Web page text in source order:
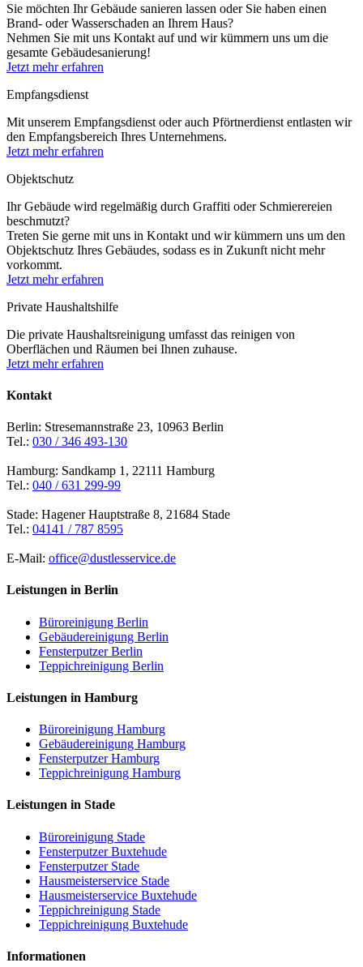
Sie möchten Ihr Gebäude sanieren lassen oder Sie haben einen
Brand- oder Wasserschaden an Ihrem Haus?
Nehmen Sie mit uns Kontakt auf und wir kümmern uns um die
gesamte Gebäudesanierung!
Jetzt mehr erfahren
Empfangsdienst
Mit unserem Empfangsdienst oder auch Pförtnerdienst entlasten wir
den Empfangsbereich Ihres Unternehmens.
Jetzt mehr erfahren
Objektschutz
Ihr Gebäude wird regelmäßig durch Graffiti oder Schmierereien
beschmutzt?
Treten Sie gerne mit uns in Kontakt und wir kümmern uns um den
Objektschutz Ihres Gebäudes, sodass es in Zukunft nicht mehr
vorkommt.
Jetzt mehr erfahren
Private Haushaltshilfe
Die private Haushaltsreinigung umfasst das reinigen von
Oberflächen und Räumen bei Ihnen zuhause.
Jetzt mehr erfahren
Kontakt
Berlin: Stresemannstraße 23, 10963 Berlin
Tel.: 030 / 346 493-130
Hamburg: Sandkamp 1, 22111 Hamburg
Tel.: 040 / 631 299-99
Stade: Hagener Hauptstraße 8, 21684 Stade
Tel.: 04141 / 787 8595
E-Mail: office@dustlesservice.de
Leistungen in Berlin
Büroreinigung Berlin
Gebäudereinigung Berlin
Fensterputzer Berlin
Teppichreinigung Berlin
Leistungen in Hamburg
Büroreinigung Hamburg
Gebäudereinigung Hamburg
Fensterputzer Hamburg
Teppichreinigung Hamburg
Leistungen in Stade
Büroreinigung Stade
Fensterputzer Buxtehude
Fensterputzer Stade
Hausmeisterservice Stade
Hausmeisterservice Buxtehude
Teppichreinigung Stade
Teppichreinigung Buxtehude
Informationen